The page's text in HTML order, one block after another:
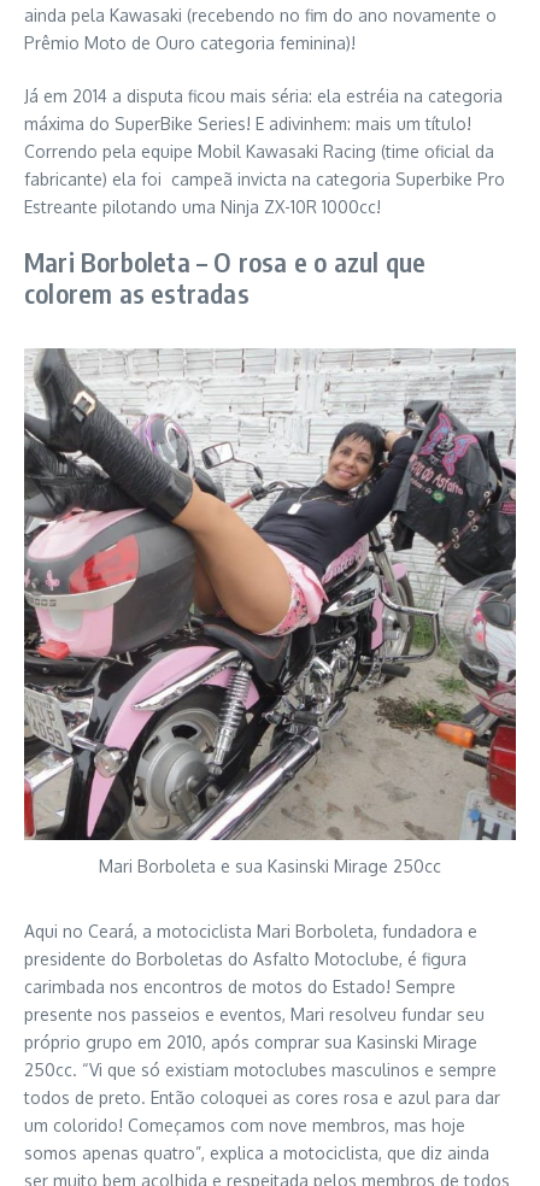
ainda pela Kawasaki (recebendo no fim do ano novamente o
Prêmio Moto de Ouro categoria feminina)!
Já em 2014 a disputa ficou mais séria: ela estréia na categoria
máxima do SuperBike Series! E adivinhem: mais um título!
Correndo pela equipe Mobil Kawasaki Racing (time oficial da
fabricante) ela foi campeã invicta na categoria Superbike Pro
Estreante pilotando uma Ninja ZX-10R 1000cc!
Mari Borboleta – O rosa e o azul que
colorem as estradas
Mari Borboleta e sua Kasinski Mirage 250cc
Aqui no Ceará, a motociclista Mari Borboleta, fundadora e
presidente do Borboletas do Asfalto Motoclube, é figura
carimbada nos encontros de motos do Estado! Sempre
presente nos passeios e eventos, Mari resolveu fundar seu
próprio grupo em 2010, após comprar sua Kasinski Mirage
250cc. “Vi que só existiam motoclubes masculinos e sempre
todos de preto. Então coloquei as cores rosa e azul para dar
um colorido! Começamos com nove membros, mas hoje
somos apenas quatro”, explica a motociclista, que diz ainda
ser muito bem acolhida e respeitada pelos membros de todos